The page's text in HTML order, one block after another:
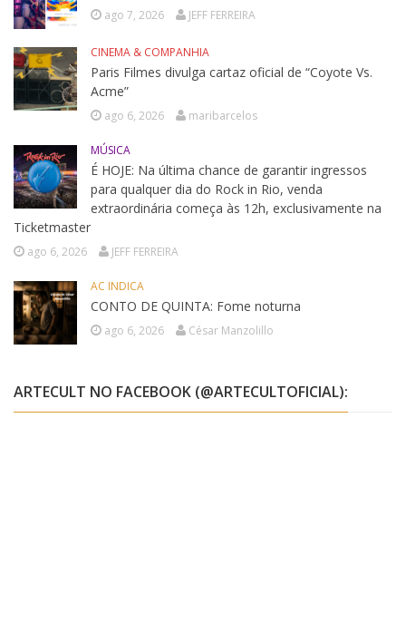
ago 7, 2026 JEFF FERREIRA
CINEMA & COMPANHIA
Paris Filmes divulga cartaz oficial de “Coyote Vs.
Acme”
ago 6, 2026 maribarcelos
MÚSICA
É HOJE: Na última chance de garantir ingressos
para qualquer dia do Rock in Rio, venda
extraordinária começa às 12h, exclusivamente na
Ticketmaster
ago 6, 2026 JEFF FERREIRA
AC INDICA
CONTO DE QUINTA: Fome noturna
ago 6, 2026 César Manzolillo
ARTECULT NO FACEBOOK (@ARTECULTOFICIAL):